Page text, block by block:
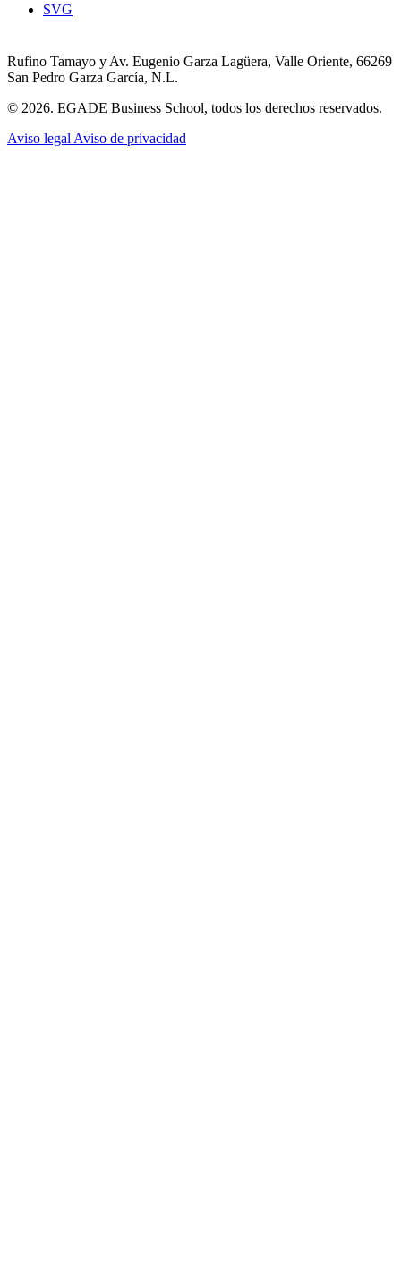
SVG
Rufino Tamayo y Av. Eugenio Garza Lagüera, Valle Oriente, 66269
San Pedro Garza García, N.L.
© 2026. EGADE Business School, todos los derechos reservados.
Aviso legal Aviso de privacidad